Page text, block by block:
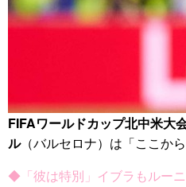
FIFAワールドカップ北中米大
ル（バルセロナ）は「ここか
◆「彼は特別」イブラもルー